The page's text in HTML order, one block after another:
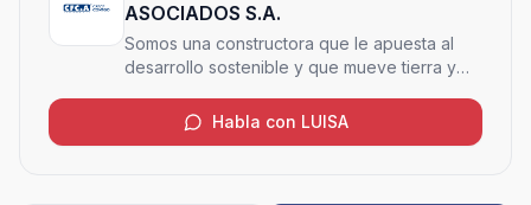
ASOCIADOS S.A.
Somos una constructora que le apuesta al
desarrollo sostenible y que mueve tierra y
forma amigable con el medio ambiente
Habla con LUISA